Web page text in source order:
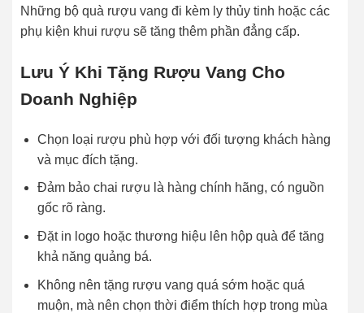
Những bộ quà rượu vang đi kèm ly thủy tinh hoặc các
phụ kiện khui rượu sẽ tăng thêm phần đẳng cấp.
Lưu Ý Khi Tặng Rượu Vang Cho
Doanh Nghiệp
Chọn loại rượu phù hợp với đối tượng khách hàng
và mục đích tặng.
Đảm bảo chai rượu là hàng chính hãng, có nguồn
gốc rõ ràng.
Đặt in logo hoặc thương hiệu lên hộp quà để tăng
khả năng quảng bá.
Không nên tặng rượu vang quá sớm hoặc quá
muộn, mà nên chọn thời điểm thích hợp trong mùa